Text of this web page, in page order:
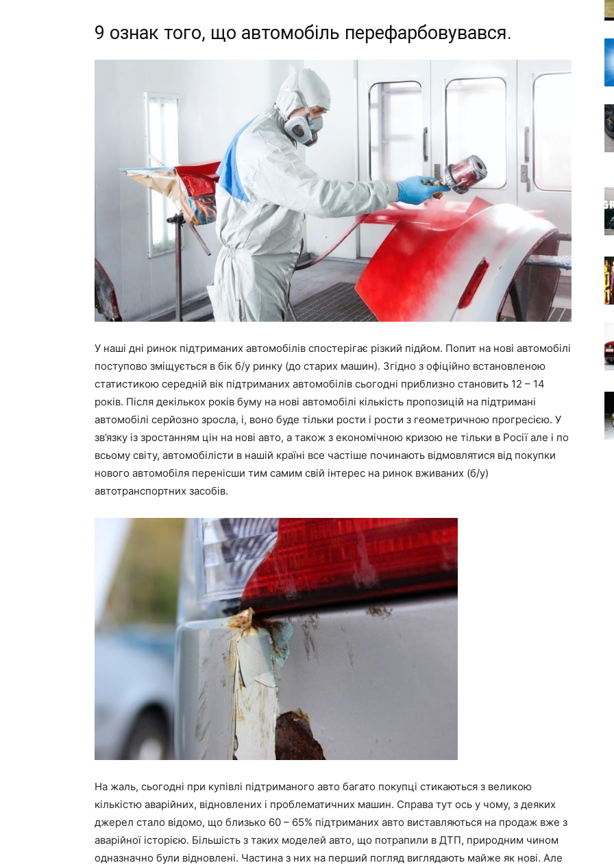
9 ознак того, що автомобіль перефарбовувався.
У наші дні ринок підтриманих автомобілів спостерігає різкий підйом. Попит на нові автомобілі
поступово зміщується в бік б/у ринку (до старих машин). Згідно з офіційно встановленою
статистикою середній вік підтриманих автомобілів сьогодні приблизно становить 12 – 14
років. Після декількох років буму на нові автомобілі кількість пропозицій на підтримані
автомобілі серйозно зросла, і, воно буде тільки рости і рости з геометричною прогресією. У
зв’язку із зростанням цін на нові авто, а також з економічною кризою не тільки в Росії але і по
всьому світу, автомобілісти в нашій країні все частіше починають відмовлятися від покупки
нового автомобіля перенісши тим самим свій інтерес на ринок вживаних (б/у)
автотранспортних засобів.
На жаль, сьогодні при купівлі підтриманого авто багато покупці стикаються з великою
кількістю аварійних, відновлених і проблематичних машин. Справа тут ось у чому, з деяких
джерел стало відомо, що близько 60 – 65% підтриманих авто виставляються на продаж вже з
аварійної історією. Більшість з таких моделей авто, що потрапили в ДТП, природним чином
одназначно були відновлені. Частина з них на перший погляд виглядають майже як нові. Але